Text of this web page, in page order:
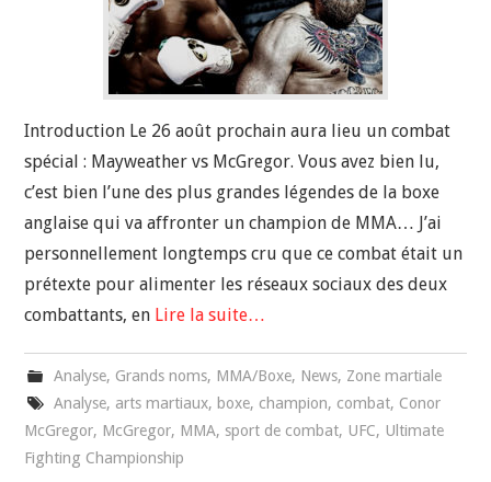
Introduction Le 26 août prochain aura lieu un combat
spécial : Mayweather vs McGregor. Vous avez bien lu,
c’est bien l’une des plus grandes légendes de la boxe
anglaise qui va affronter un champion de MMA… J’ai
personnellement longtemps cru que ce combat était un
prétexte pour alimenter les réseaux sociaux des deux
combattants, en Lire la suite…
Analyse, Grands noms, MMA/Boxe, News, Zone martiale
Analyse, arts martiaux, boxe, champion, combat, Conor
McGregor, McGregor, MMA, sport de combat, UFC, Ultimate
Fighting Championship